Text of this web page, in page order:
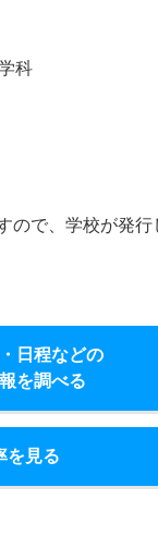
科
で、学校が発行
日程などの
を調べる
を見る